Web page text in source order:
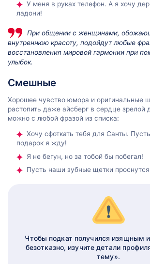
У меня в руках телефон. А я хочу
ладони!
При общении с женщинами,
внутреннюю красоту, подойдут любые
восстановления мировой гармонии при
улыбок.
Смешные
Хорошее чувство юмора и оригинальные
растопить даже айсберг в сердце зрелой
можно с любой фразой из списка:
Хочу сфоткать тебя для Санты.
подарок я жду!
Я не бегун, но за тобой бы побегал!
Пусть наши зубные щетки
Чтобы подкат получился изящным
безотказно, изучите детали
тему».